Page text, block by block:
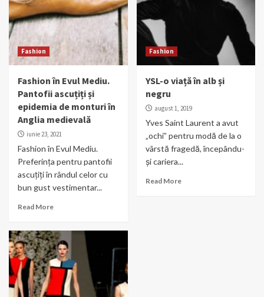
Fashion
Fashion în Evul Mediu.
Pantofii ascuțiți și
epidemia de monturi în
Anglia medievală
iunie 23, 2021
Fashion în Evul Mediu.
Preferința pentru pantofii
ascuțiți în rândul celor cu
bun gust vestimentar...
Read More
Fashion
YSL-o viață în alb și
negru
august 1, 2019
Yves Saint Laurent a avut
„ochi” pentru modă de la o
vârstă fragedă, începându-
și cariera...
Read More